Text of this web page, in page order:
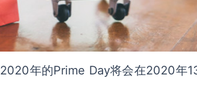
2020年的Prime Day将会在2020年